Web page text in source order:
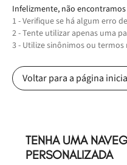
TENHA UMA
PERSONALIZADA
Infelizmente, não
1 - Verifique se há algum erro
2 - Tente utilizar apenas uma
3 - Utilize sinônimos ou termos
Voltar para a página